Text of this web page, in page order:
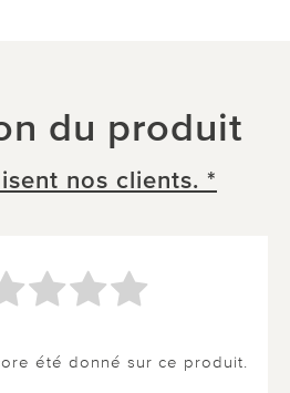
du produit
nos clients. *
été donné sur ce produit.